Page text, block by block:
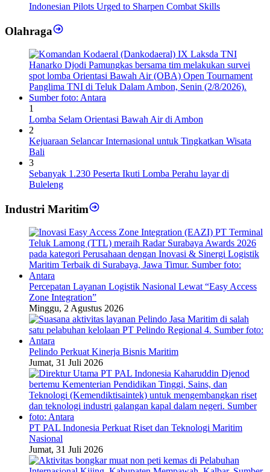
1
Darwin
Indonesia to Deploy Homegrown “Kamikaze Drone”
3
Indonesian Pilots Urged to Sharpen Combat Skills
Olahraga
1
Lomba Selam Orientasi Bawah Air di Ambon
Kejuaraan Selancar Internasional untuk Tingkatkan Wisata
3
Sebanyak 1.230 Peserta Ikuti Lomba Perahu layar di
Buleleng
Industri Maritim
Percepatan Layanan Logistik Nasional Lewat “Easy Access
Zone Integration”
Minggu, 2 Agustus 2026
Pelindo Perkuat Kinerja Bisnis Maritim
Jumat, 31 Juli 2026